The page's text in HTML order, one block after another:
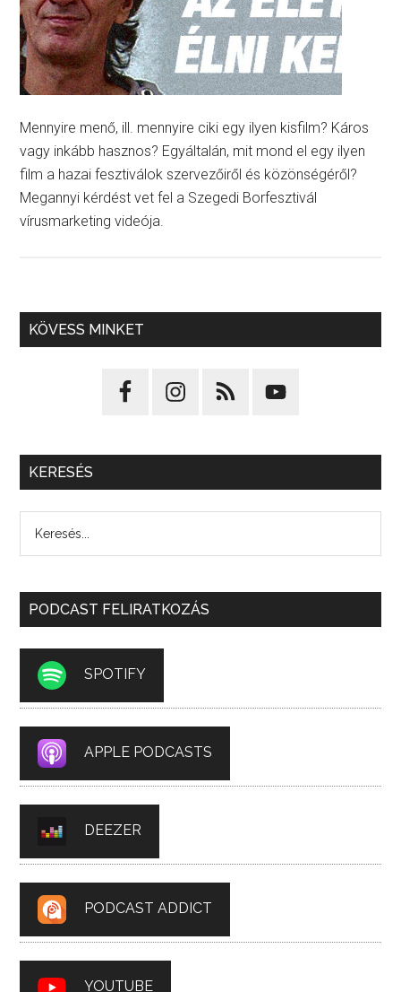
Mennyire menő, ill. mennyire ciki egy ilyen kisfilm? Káros
vagy inkább hasznos? Egyáltalán, mit mond el egy ilyen
film a hazai fesztiválok szervezőiről és közönségéről?
Megannyi kérdést vet fel a Szegedi Borfesztivál
vírusmarketing videója.
KÖVESS MINKET
KERESÉS
PODCAST FELIRATKOZÁS
SPOTIFY
APPLE PODCASTS
DEEZER
PODCAST ADDICT
YOUTUBE